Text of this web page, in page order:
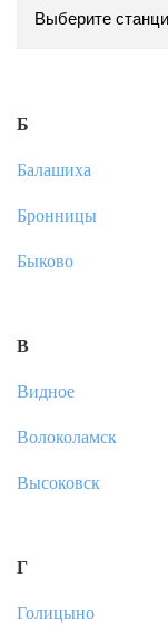
Б
Балашиха
Бронницы
Быково
В
Видное
Волоколамск
Высоковск
Г
Голицыно